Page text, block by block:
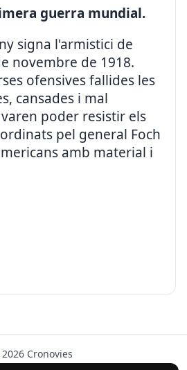
guerra mundial.
signa l'armistici de
novembre de 1918.
ofensives fallides les
cansades i mal
poder resistir els
pel general Foch
amb material i
Cronovies